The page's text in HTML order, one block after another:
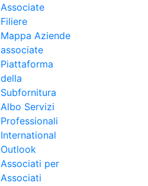
Associate
Filiere
Mappa Aziende
associate
Piattaforma
della
Subfornitura
Albo Servizi
Professionali
International
Outlook
Associati per
Associati